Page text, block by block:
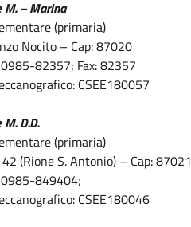
M. – Marina
(primaria)
Nocito – Cap: 87020
82357; Fax: 82357
CSEE180057
D.D.
(primaria)
(Rione S. Antonio) – Cap: 87021
0985-849404;
CSEE180046